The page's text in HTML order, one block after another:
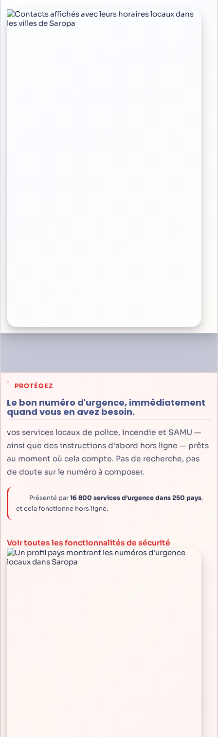
PROTÉGEZ
Le bon numéro d'urgence, immédiatement
quand vous en avez besoin.
vos services locaux de police, incendie et SAMU —
ainsi que des instructions d'abord hors ligne — prêts
au moment où cela compte. Pas de recherche, pas
de doute sur le numéro à composer.
Présenté par16 800 services d’urgence dans 250 pays,
et cela fonctionne hors ligne.
Voir toutes les fonctionnalités de sécurité